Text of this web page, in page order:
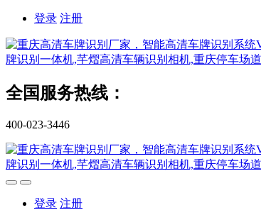
登录 注册
全国服务热线：
400-023-3446
登录 注册